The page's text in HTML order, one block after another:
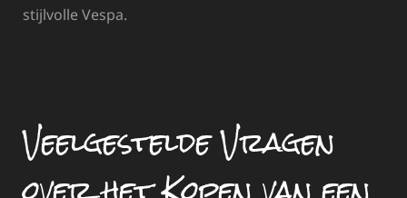
stijlvolle Vespa.
Veelgestelde Vragen